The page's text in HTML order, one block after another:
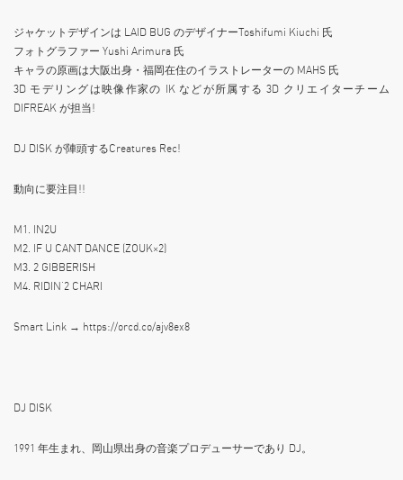
ジャケットデザインは LAID BUG のデザイナーToshifumi Kiuchi 氏
フォトグラファー Yushi Arimura 氏
キャラの原画は大阪出身・福岡在住のイラストレーターの MAHS 氏
3D モデリングは映像作家の IK などが所属する 3D クリエイターチーム
DIFREAK が担当!
DJ DISK が陣頭するCreatures Rec!
動向に要注目!!
M1. IN2U
M2. IF U CANT DANCE (ZOUK×2)
M3. 2 GIBBERISH
M4. RIDIN’2 CHARI
Smart Link → https://orcd.co/ajv8ex8
DJ DISK
1991 年生まれ、岡山県出身の音楽プロデューサーであり DJ。